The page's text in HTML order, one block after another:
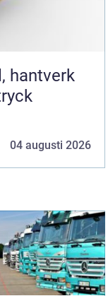
04 augusti 2026